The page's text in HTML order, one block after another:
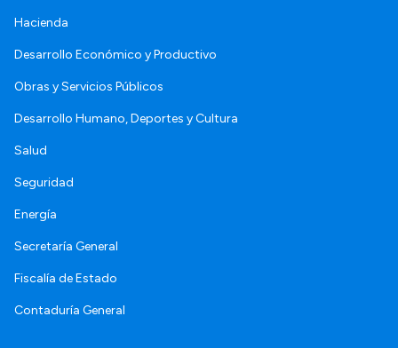
Hacienda
Desarrollo Económico y Productivo
Obras y Servicios Públicos
Desarrollo Humano, Deportes y Cultura
Salud
Seguridad
Energía
Secretaría General
Fiscalía de Estado
Contaduría General